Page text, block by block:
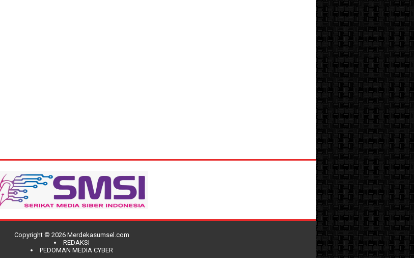
Copyright © 2026 Merdekasumsel.com
REDAKSI
PEDOMAN MEDIA CYBER